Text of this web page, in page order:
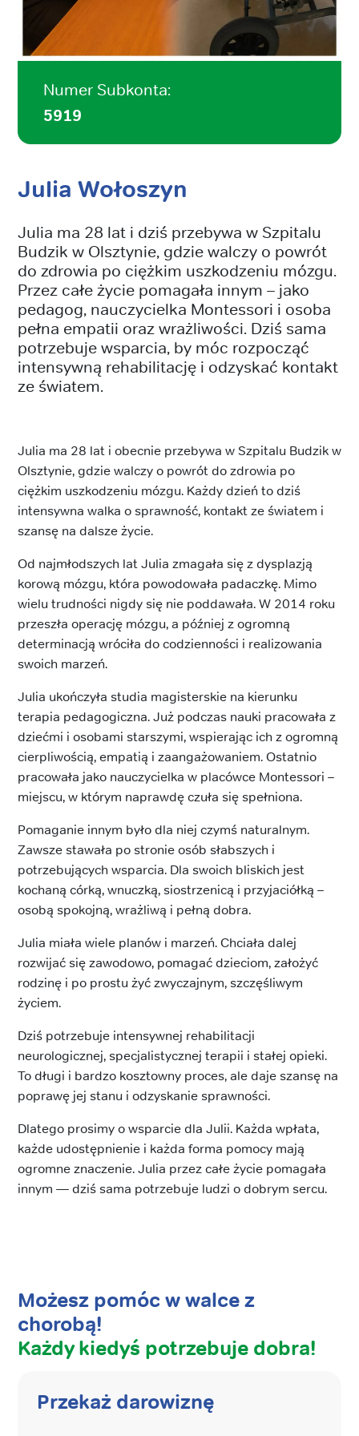
Numer Subkonta:
5919
Julia Wołoszyn
Julia ma 28 lat i dziś przebywa w Szpitalu
Budzik w Olsztynie, gdzie walczy o powrót
do zdrowia po ciężkim uszkodzeniu mózgu.
Przez całe życie pomagała innym – jako
pedagog, nauczycielka Montessori i osoba
pełna empatii oraz wrażliwości. Dziś sama
potrzebuje wsparcia, by móc rozpocząć
intensywną rehabilitację i odzyskać kontakt
ze światem.
Julia ma 28 lat i obecnie przebywa w Szpitalu Budzik w
Olsztynie, gdzie walczy o powrót do zdrowia po
ciężkim uszkodzeniu mózgu. Każdy dzień to dziś
intensywna walka o sprawność, kontakt ze światem i
szansę na dalsze życie.
Od najmłodszych lat Julia zmagała się z dysplazją
korową mózgu, która powodowała padaczkę. Mimo
wielu trudności nigdy się nie poddawała. W 2014 roku
przeszła operację mózgu, a później z ogromną
determinacją wróciła do codzienności i realizowania
swoich marzeń.
Julia ukończyła studia magisterskie na kierunku
terapia pedagogiczna. Już podczas nauki pracowała z
dziećmi i osobami starszymi, wspierając ich z ogromną
cierpliwością, empatią i zaangażowaniem. Ostatnio
pracowała jako nauczycielka w placówce Montessori –
miejscu, w którym naprawdę czuła się spełniona.
Pomaganie innym było dla niej czymś naturalnym.
Zawsze stawała po stronie osób słabszych i
potrzebujących wsparcia. Dla swoich bliskich jest
kochaną córką, wnuczką, siostrzenicą i przyjaciółką –
osobą spokojną, wrażliwą i pełną dobra.
Julia miała wiele planów i marzeń. Chciała dalej
rozwijać się zawodowo, pomagać dzieciom, założyć
rodzinę i po prostu żyć zwyczajnym, szczęśliwym
życiem.
Dziś potrzebuje intensywnej rehabilitacji
neurologicznej, specjalistycznej terapii i stałej opieki.
To długi i bardzo kosztowny proces, ale daje szansę na
poprawę jej stanu i odzyskanie sprawności.
Dlatego prosimy o wsparcie dla Julii. Każda wpłata,
każde udostępnienie i każda forma pomocy mają
ogromne znaczenie. Julia przez całe życie pomagała
innym — dziś sama potrzebuje ludzi o dobrym sercu.
Możesz pomóc w walce z
chorobą!
Każdy kiedyś potrzebuje dobra!
Przekaż darowiznę